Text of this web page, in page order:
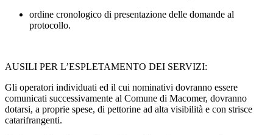
ordine cronologico di presentazione delle domande al
protocollo.
AUSILI PER L’ESPLETAMENTO DEI SERVIZI:
Gli operatori individuati ed il cui nominativi dovranno essere
comunicati successivamente al Comune di Macomer, dovranno
dotarsi, a proprie spese, di pettorine ad alta visibilità e con strisce
catarifrangenti.